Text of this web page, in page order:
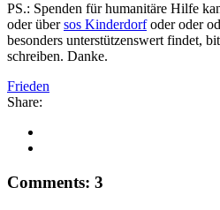
PS.: Spenden für humanitäre Hilfe
oder übersos Kinderdorfoder oder
besonders unterstützenswert findet,
schreiben. Danke.
Frieden
Share:
Comments: 3